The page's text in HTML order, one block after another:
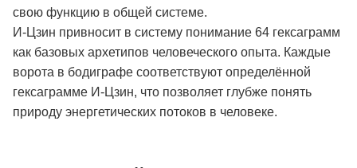
свою функцию в общей системе.
И-Цзин привносит в систему понимание 64 гексаграмм
как базовых архетипов человеческого опыта. Каждые
ворота в бодиграфе соответствуют определённой
гексаграмме И-Цзин, что позволяет глубже понять
природу энергетических потоков в человеке.